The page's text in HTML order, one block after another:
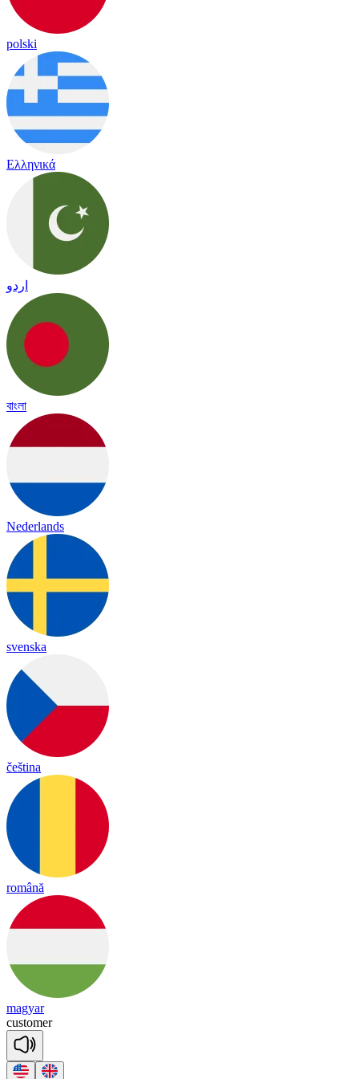
polski
Ελληνικά
اردو
বাংলা
Nederlands
svenska
čeština
română
magyar
customer